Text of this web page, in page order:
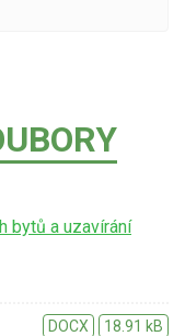
bytů a uzavírání
DOCX 18.91 kB